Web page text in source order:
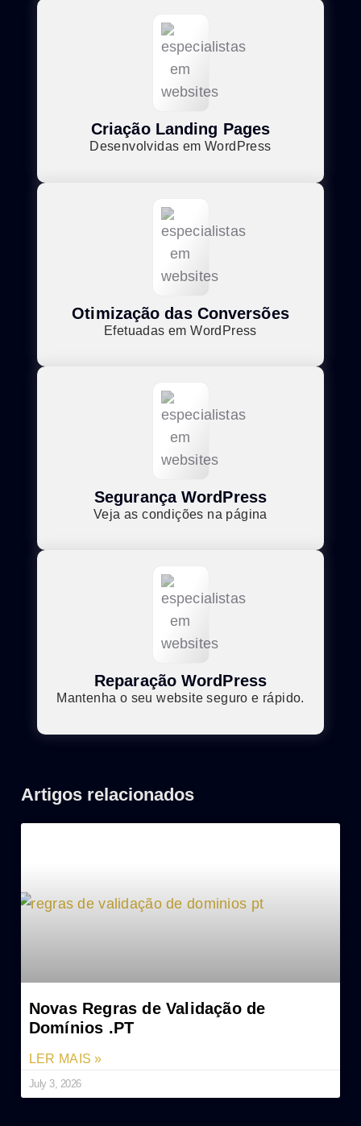
Criação Landing Pages
Desenvolvidas em WordPress
Otimização das Conversões
Efetuadas em WordPress
Segurança WordPress
Veja as condições na página
Reparação WordPress
Mantenha o seu website seguro e rápido.
Artigos relacionados
Novas Regras de Validação de
Domínios .PT
LER MAIS »
July 3, 2026